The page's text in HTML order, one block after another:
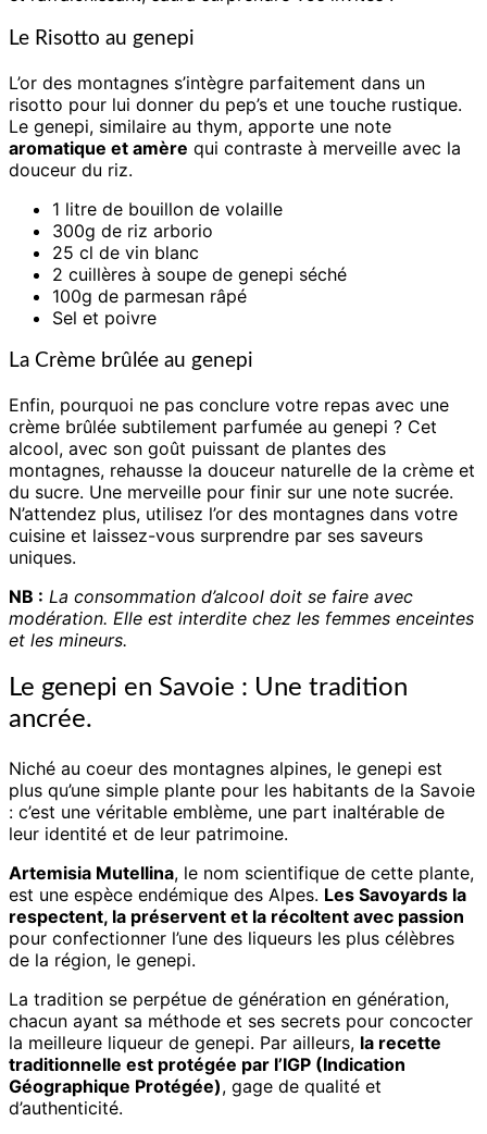
Le Risotto au genepi
L’or des montagnes s’intègre parfaitement dans un
risotto pour lui donner du pep’s et une touche rustique.
Le genepi, similaire au thym, apporte une note
aromatique et amère qui contraste à merveille avec la
douceur du riz.
1 litre de bouillon de volaille
300g de riz arborio
25 cl de vin blanc
2 cuillères à soupe de genepi séché
100g de parmesan râpé
Sel et poivre
La Crème brûlée au genepi
Enfin, pourquoi ne pas conclure votre repas avec une
crème brûlée subtilement parfumée au genepi ? Cet
alcool, avec son goût puissant de plantes des
montagnes, rehausse la douceur naturelle de la crème et
du sucre. Une merveille pour finir sur une note sucrée.
N’attendez plus, utilisez l’or des montagnes dans votre
cuisine et laissez-vous surprendre par ses saveurs
uniques.
NB : La consommation d’alcool doit se faire avec
modération. Elle est interdite chez les femmes enceintes
et les mineurs.
Le genepi en Savoie : Une tradition
ancrée.
Niché au coeur des montagnes alpines, le genepi est
plus qu’une simple plante pour les habitants de la Savoie
: c’est une véritable emblème, une part inaltérable de
leur identité et de leur patrimoine.
Artemisia Mutellina, le nom scientifique de cette plante,
est une espèce endémique des Alpes. Les Savoyards la
respectent, la préservent et la récoltent avec passion
pour confectionner l’une des liqueurs les plus célèbres
de la région, le genepi.
La tradition se perpétue de génération en génération,
chacun ayant sa méthode et ses secrets pour concocter
la meilleure liqueur de genepi. Par ailleurs, la recette
traditionnelle est protégée par l’IGP (Indication
Géographique Protégée), gage de qualité et
d’authenticité.